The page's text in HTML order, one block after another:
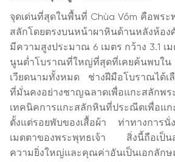
จุดเด่นที่สุดในพื้นที่ Chùa Vồm คือพร
สลักโดยตรงบนหน้าผาหินด้านหลังห้อ
มีความสูงประมาณ 6 เมตร กว้าง 3.1 เ
นูนต่ำโบราณที่ใหญ่ที่สุดที่เคยค้นพบใน
เวียดนามทั้งหมด ช่างฝีมือโบราณได้เ
ที่มั่นคงอย่างชาญฉลาดเพื่อแกะสลั
เทคนิคการแกะสลักหินที่ประณีตเพื่อแก
ตั้งแต่รอยพับของเสื้อผ้า ท่าทางการ
เมตตาของพระพุทธเจ้า สิ่งนี้ถือเป็น
ความยิ่งใหญ่และคุณค่าอันเป็นเอกลักษ